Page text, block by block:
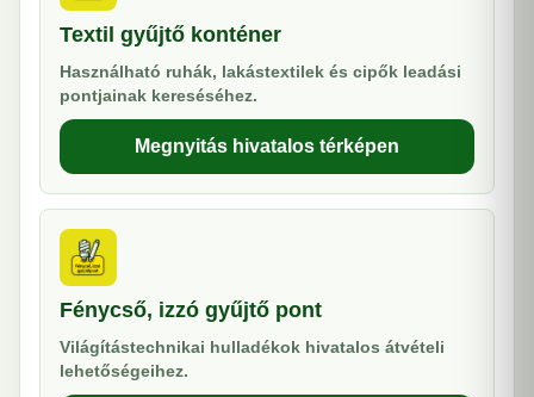
Textil gyűjtő konténer
Használható ruhák, lakástextilek és cipők leadási
pontjainak kereséséhez.
Megnyitás hivatalos térképen
Fénycső, izzó gyűjtő pont
Világítástechnikai hulladékok hivatalos átvételi
lehetőségeihez.